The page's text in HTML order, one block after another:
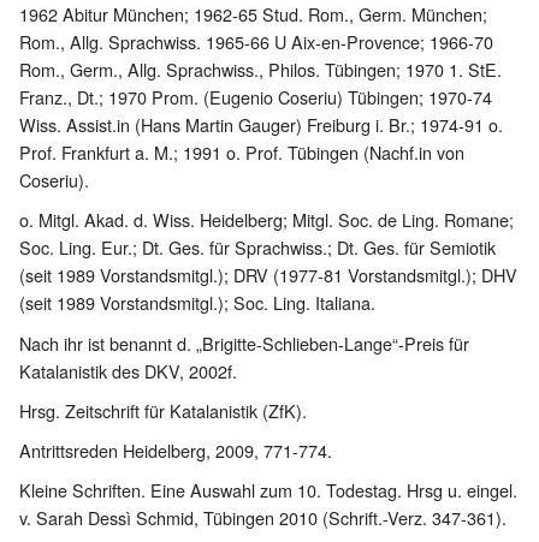
1962 Abitur München; 1962-65 Stud. Rom., Germ. München;
Rom., Allg. Sprachwiss. 1965-66 U Aix-en-Provence; 1966-70
Rom., Germ., Allg. Sprachwiss., Philos. Tübingen; 1970 1. StE.
Franz., Dt.; 1970 Prom. (Eugenio Coseriu) Tübingen; 1970-74
Wiss. Assist.in (Hans Martin Gauger) Freiburg i. Br.; 1974-91 o.
Prof. Frankfurt a. M.; 1991 o. Prof. Tübingen (Nachf.in von
Coseriu).
o. Mitgl. Akad. d. Wiss. Heidelberg; Mitgl. Soc. de Ling. Romane;
Soc. Ling. Eur.; Dt. Ges. für Sprachwiss.; Dt. Ges. für Semiotik
(seit 1989 Vorstandsmitgl.); DRV (1977-81 Vorstandsmitgl.); DHV
(seit 1989 Vorstandsmitgl.); Soc. Ling. Italiana.
Nach ihr ist benannt d. „Brigitte-Schlieben-Lange“-Preis für
Katalanistik des DKV, 2002f.
Hrsg. Zeitschrift für Katalanistik (ZfK).
Antrittsreden Heidelberg, 2009, 771-774.
Kleine Schriften. Eine Auswahl zum 10. Todestag. Hrsg u. eingel.
v. Sarah Dessì Schmid, Tübingen 2010 (Schrift.-Verz. 347-361).